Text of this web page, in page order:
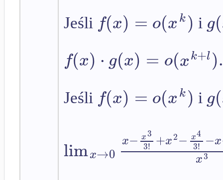
Jeśli f(x) = o(xk) i g(
f(x) ⋅ g(x) = o(xk+l).
Jeśli f(x) = o(xk) i g(
limx→0
x− x3
3! +x2− x4
3! −x
x3